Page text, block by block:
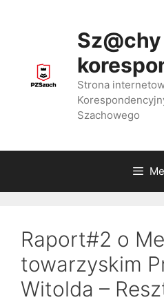
Sz@chy
Strona
Szachowego
Raport#2 o
towarzyskim
Witolda –